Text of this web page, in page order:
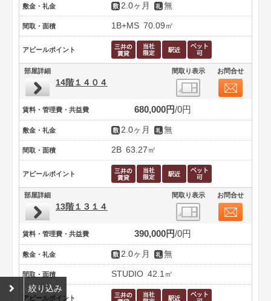
敷金・礼金 2.0ヶ月 無
間取・面積 1B+MS 70.09㎡
アピールポイント
部屋詳細 間取り表示 お問合せ
14階１４０４
賃料・管理費・共益費 680,000円 0円
敷金・礼金 2.0ヶ月 無
間取・面積 2B 63.27㎡
アピールポイント
部屋詳細 間取り表示 お問合せ
13階１３１４
賃料・管理費・共益費 390,000円 0円
敷金・礼金 2.0ヶ月 無
間取・面積 STUDIO 42.1㎡
アピールポイント
絞り込み